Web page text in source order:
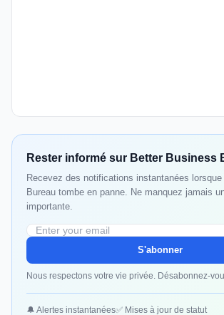
Rester informé sur Better Business
Recevez des notifications instantanées
Bureau tombe en panne. Ne manquez jamais
importante.
S'abonner
Nous respectons votre vie privée. Désabonnez-
🔔 Alertes instantanées✅ Mises à jour de statut